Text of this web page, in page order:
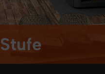
Stufe